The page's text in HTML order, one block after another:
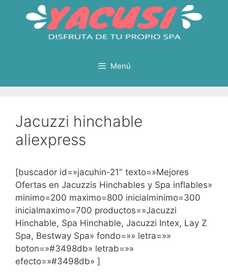
contenido
Menú
Jacuzzi hinchable
aliexpress
[buscador id=»jacuhin-21″ texto=»Mejores
Ofertas en Jacuzzis Hinchables y Spa inflables»
minimo=200 maximo=800 inicialminimo=300
inicialmaximo=700 productos=»Jacuzzi
Hinchable, Spa Hinchable, Jacuzzi Intex, Lay Z
Spa, Bestway Spa» fondo=»» letra=»»
boton=»#3498db» letrab=»»
efecto=»#3498db» ]